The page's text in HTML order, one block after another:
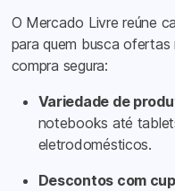
O Mercado Livre reúne
para quem busca ofertas
compra segura:
Variedade de
notebooks até
eletrodomésticos.
Descontos com